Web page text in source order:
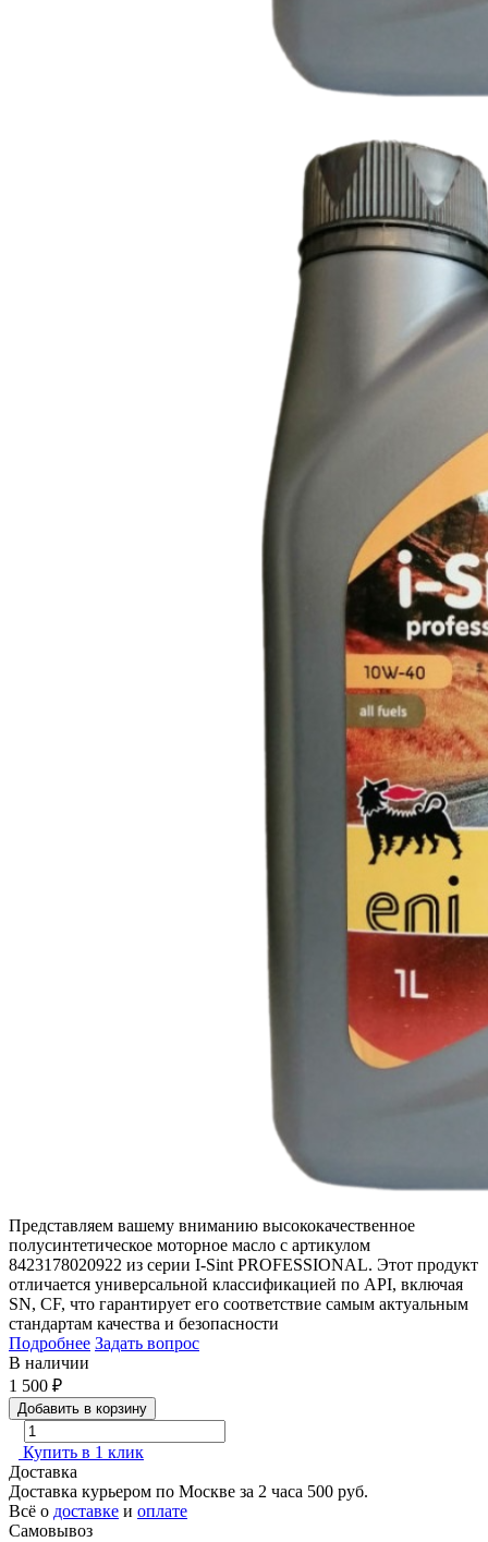
Представляем вашему вниманию высококачественное
полусинтетическое моторное масло с артикулом
8423178020922 из серии I-Sint PROFESSIONAL. Этот продукт
отличается универсальной классификацией по API, включая
SN, CF, что гарантирует его соответствие самым актуальным
стандартам качества и безопасности
Подробнее Задать вопрос
В наличии
1 500 ₽
Добавить в корзину
Купить в 1 клик
Доставка
Доставка курьером по Москве за 2 часа 500 руб.
Всё о доставке и оплате
Самовывоз